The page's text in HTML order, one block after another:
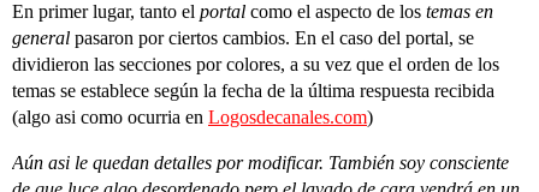
En primer lugar, tanto el portal como el aspecto de los temas en
general pasaron por ciertos cambios. En el caso del portal, se
dividieron las secciones por colores, a su vez que el orden de los
temas se establece según la fecha de la última respuesta recibida
(algo asi como ocurria en Logosdecanales.com)
Aún asi le quedan detalles por modificar. También soy consciente